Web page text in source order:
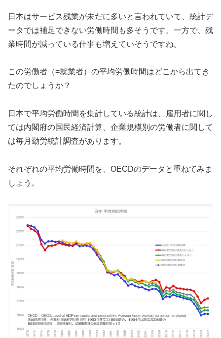
日本はサービス残業が未だに多いと言われていて、統計デ
ータでは補足できない労働時間も多そうです。一方で、残
業時間が減っている仕事も増えていそうですね。
この労働者（=就業者）の平均労働時間はどこから出てき
たのでしょうか？
日本で平均労働時間を集計している統計は、雇用者に関し
ては内閣府の国民経済計算、企業規模別の労働者に関して
は毎月勤労統計調査があります。
それぞれの平均労働時間を、OECDのデータと重ねてみま
しょう。